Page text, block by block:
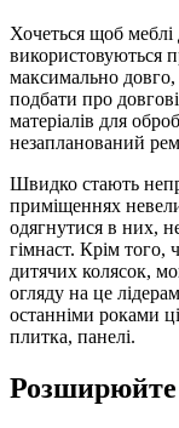
Хочеться щоб меблі
використовуються
максимально
подбати про
матеріалів для
незапланований
Швидко стають
приміщеннях
одягнутися в них,
гімнаст. Крім того,
дитячих колясок,
огляду на це
останніми роками
плитка, панелі.
Розширюйте